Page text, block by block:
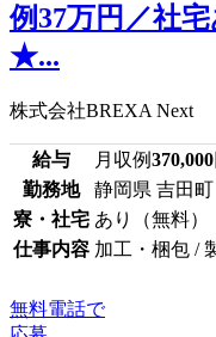
例37万円／社
★...
株式会社BREXA Next
給与 月収例370,000
勤務地
静岡県 吉田町
寮・社宅 あり（無料）
仕事内容 加工・梱包 /
無料電話で